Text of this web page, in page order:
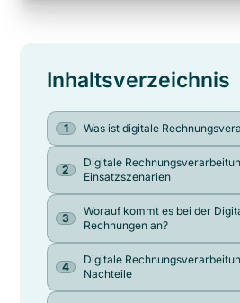
Inhaltsverzeichnis
Was ist digitale
Digitale
Einsatzszenarien
Worauf kommt es bei der
Rechnungen an?
Digitale
Nachteile